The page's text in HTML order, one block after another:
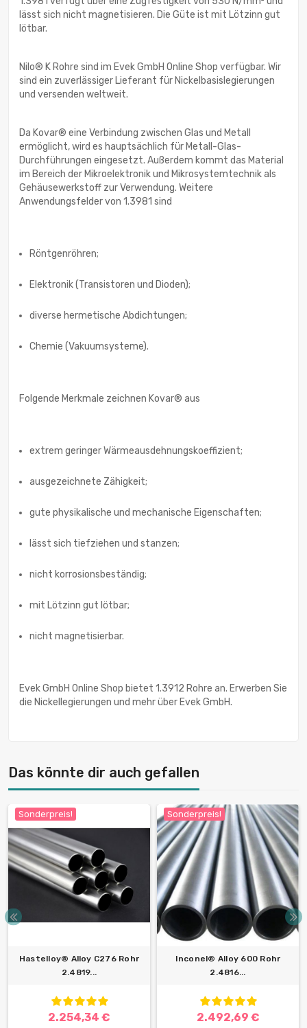
lässt sich nicht magnetisieren. Die Güte ist mit Lötzinn gut
lötbar.
Nilo® K Rohre sind im Evek GmbH Online Shop verfügbar. Wir
sind ein zuverlässiger Lieferant für Nickelbasislegierungen
und versenden weltweit.
Da Kovar® eine Verbindung zwischen Glas und Metall
ermöglicht, wird es hauptsächlich für Metall-Glas-
Durchführungen eingesetzt. Außerdem kommt das Material
im Bereich der Mikroelektronik und Mikrosystemtechnik als
Gehäusewerkstoff zur Verwendung. Weitere
Anwendungsfelder von 1.3981 sind
Röntgenröhren;
Elektronik (Transistoren und Dioden);
diverse hermetische Abdichtungen;
Chemie (Vakuumsysteme).
Folgende Merkmale zeichnen Kovar® aus
extrem geringer Wärmeausdehnungskoeffizient;
ausgezeichnete Zähigkeit;
gute physikalische und mechanische Eigenschaften;
lässt sich tiefziehen und stanzen;
nicht korrosionsbeständig;
mit Lötzinn gut lötbar;
nicht magnetisierbar.
Evek GmbH Online Shop bietet 1.3912 Rohre an. Erwerben Sie
die Nickellegierungen und mehr über Evek GmbH.
Das könnte dir auch gefallen
Sonderpreis!
Hastelloy® Alloy C276 Rohr
2.4819...
2.254,34 €
Sonderpreis!
Inconel® Alloy 600 Rohr
2.4816...
2.492,69 €